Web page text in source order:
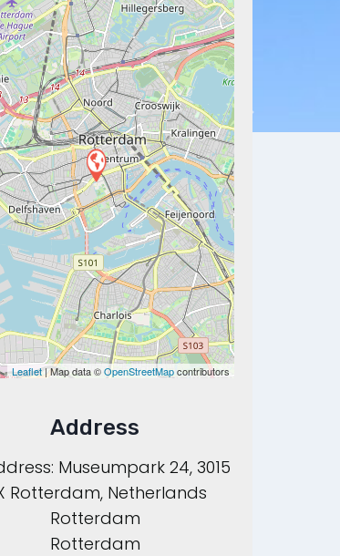
Leaflet| Map data ©OpenStreetMapcontributors
Address
Museumpark 24, 3015
Rotterdam, Netherlands
Rotterdam
Rotterdam